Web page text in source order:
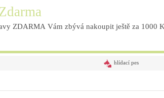
ZDARMA Vám zbývá nakoupit ještě za 1000
hlídací pes